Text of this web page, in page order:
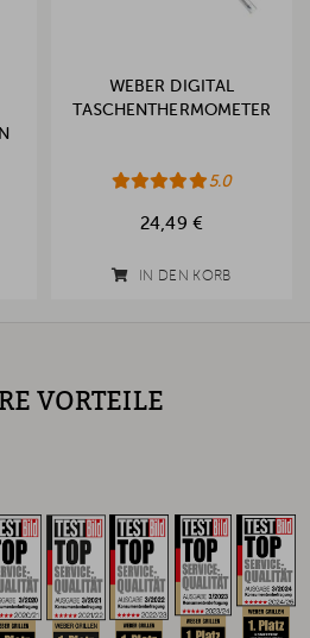
WEBER DIGITAL
TASCHENTHERMOMETER
5.0
24,49 €
IN DEN KORB
VORTEILE